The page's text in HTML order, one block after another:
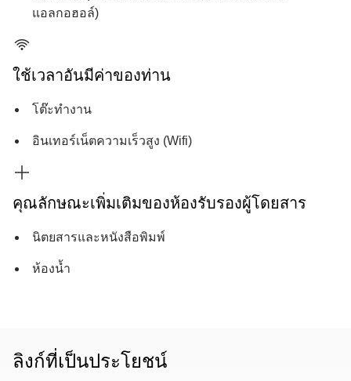
แอลกอฮอล์)
ใช้เวลาอันมีค่าของท่าน
โต๊ะทำงาน
อินเทอร์เน็ตความเร็วสูง (Wifi)
คุณลักษณะเพิ่มเติมของห้องรับรองผู้โดยสาร
นิตยสารและหนังสือพิมพ์
ห้องน้ำ
ลิงก์ที่เป็นประโยชน์